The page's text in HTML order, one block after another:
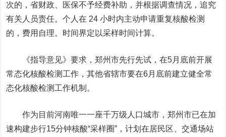
次的，省财政、医保不予经费补助，并根据调查情况，追究
有关人员责任。个人在 24 小时内主动申请重复核酸检测
的，费用自理。时间界定以采样时间计算。
《指导意见》要求，郑州市先行先试，在5月底前开展
常态化核酸检测工作，其他省辖市要在6月底前建立健全常
态化核酸检测工作机制。
作为目前河南唯一一座千万级人口城市，郑州市已在加
速构建步行15分钟核酸“采样圈”，计划在居民区、交通场站